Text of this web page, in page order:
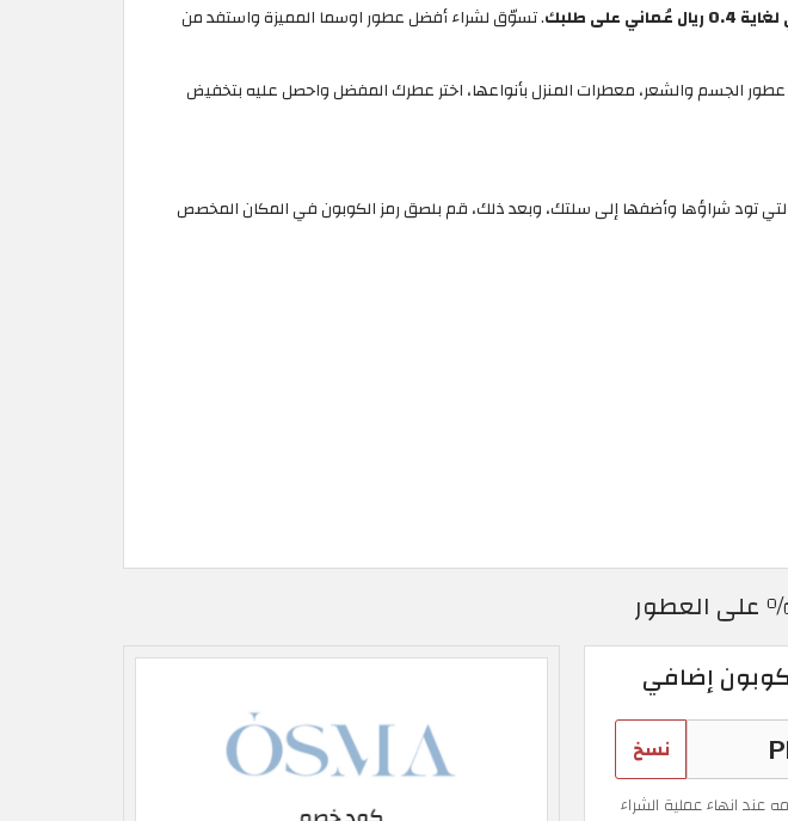
. تسوّق لشراء أفضل عطور اوسما المميزة واستفد من
الجسم والشعر، معطرات المنزل بأنواعها، اختر عطرك المفضل واحصل عليه بتخفيض
تود شراؤها وأضفها إلى سلتك، وبعد ذلك، قم بلصق رمز الكوبون في المكان المخصص
نسخ
عند انهاء عملية الشراء